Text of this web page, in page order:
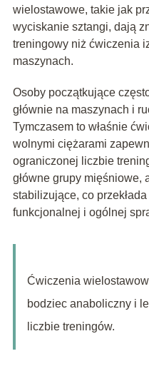
wielostawowe, takie jak
wyciskanie sztangi, dają
treningowy niż ćwiczenia
maszynach.
Osoby początkujące
głównie na maszynach i
Tymczasem to właśnie
wolnymi ciężarami
ograniczonej liczbie
główne grupy mięśniowe,
stabilizujące, co
funkcjonalnej i ogólnej
Ćwiczenia
bodziec anaboliczny i
liczbie treningów.